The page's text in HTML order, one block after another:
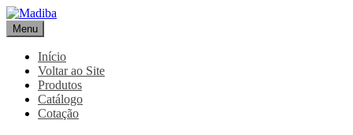
Pular
para
o
conteúdo
Madiba
Líder de Importação e Distribuição de Ligas Especiais
Menu
Início
Voltar ao Site
Produtos
Catálogo
Cotação